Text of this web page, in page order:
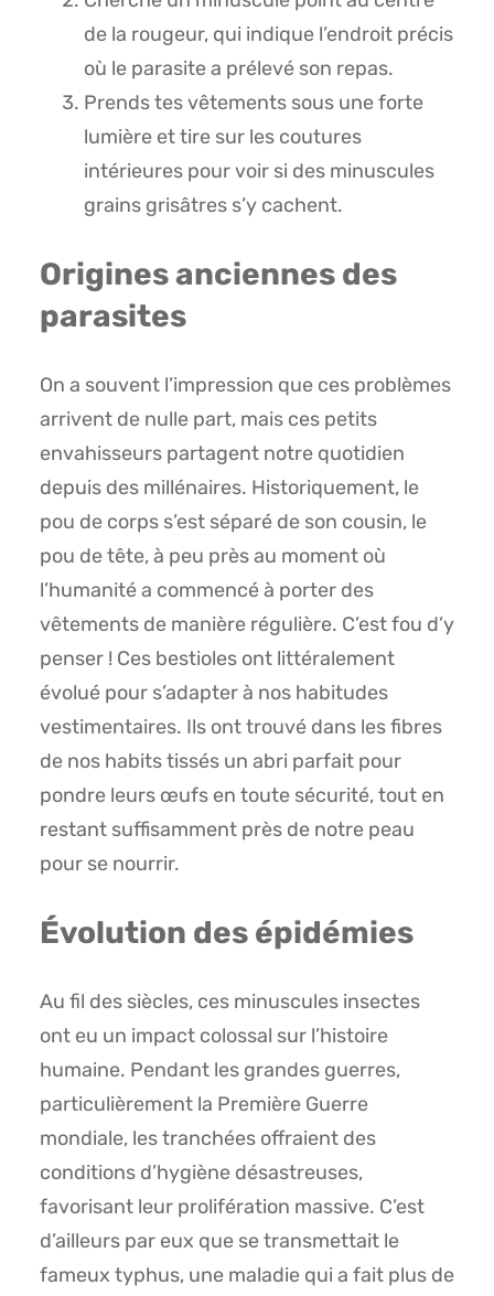
de la rougeur, qui indique l’endroit précis
où le parasite a prélevé son repas.
Prends tes vêtements sous une forte
lumière et tire sur les coutures
intérieures pour voir si des minuscules
grains grisâtres s’y cachent.
Origines anciennes des
parasites
On a souvent l’impression que ces problèmes
arrivent de nulle part, mais ces petits
envahisseurs partagent notre quotidien
depuis des millénaires. Historiquement, le
pou de corps s’est séparé de son cousin, le
pou de tête, à peu près au moment où
l’humanité a commencé à porter des
vêtements de manière régulière. C’est fou d’y
penser ! Ces bestioles ont littéralement
évolué pour s’adapter à nos habitudes
vestimentaires. Ils ont trouvé dans les fibres
de nos habits tissés un abri parfait pour
pondre leurs œufs en toute sécurité, tout en
restant suffisamment près de notre peau
pour se nourrir.
Évolution des épidémies
Au fil des siècles, ces minuscules insectes
ont eu un impact colossal sur l’histoire
humaine. Pendant les grandes guerres,
particulièrement la Première Guerre
mondiale, les tranchées offraient des
conditions d’hygiène désastreuses,
favorisant leur prolifération massive. C’est
d’ailleurs par eux que se transmettait le
fameux typhus, une maladie qui a fait plus de